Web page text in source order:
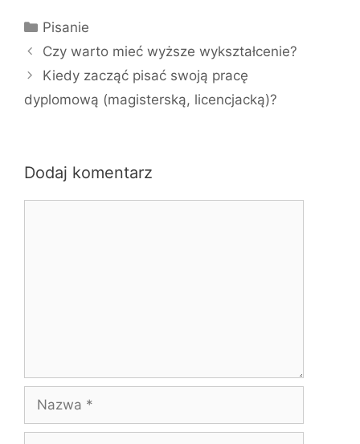
K
a
e
g
e
Pisanie
Czy warto mieć wyższe wykształcenie?
Kiedy zacząć pisać swoją pracę
dyplomową (magisterską, licencjacką)?
Dodaj komentarz
z